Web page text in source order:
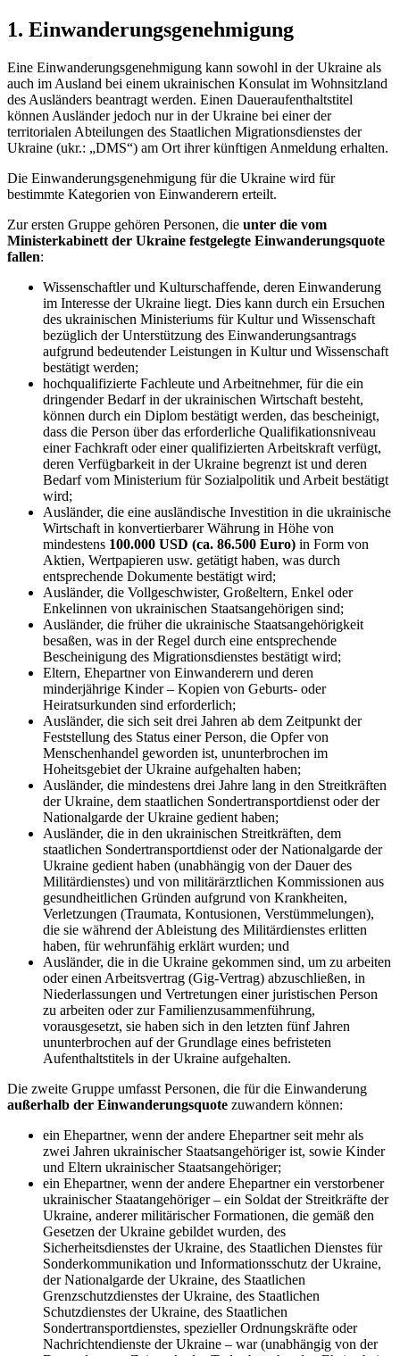
1. Einwanderungsgenehmigung
Eine Einwanderungsgenehmigung kann sowohl in der Ukraine als
auch im Ausland bei einem ukrainischen Konsulat im Wohnsitzland
des Ausländers beantragt werden. Einen Daueraufenthaltstitel
können Ausländer jedoch nur in der Ukraine bei einer der
territorialen Abteilungen des Staatlichen Migrationsdienstes der
Ukraine (ukr.: „DMS“) am Ort ihrer künftigen Anmeldung erhalten.
Die Einwanderungsgenehmigung für die Ukraine wird für
bestimmte Kategorien von Einwanderern erteilt.
Zur ersten Gruppe gehören Personen, die unter die vom
Ministerkabinett der Ukraine festgelegte Einwanderungsquote
fallen:
Wissenschaftler und Kulturschaffende, deren Einwanderung
im Interesse der Ukraine liegt. Dies kann durch ein Ersuchen
des ukrainischen Ministeriums für Kultur und Wissenschaft
bezüglich der Unterstützung des Einwanderungsantrags
aufgrund bedeutender Leistungen in Kultur und Wissenschaft
bestätigt werden;
hochqualifizierte Fachleute und Arbeitnehmer, für die ein
dringender Bedarf in der ukrainischen Wirtschaft besteht,
können durch ein Diplom bestätigt werden, das bescheinigt,
dass die Person über das erforderliche Qualifikationsniveau
einer Fachkraft oder einer qualifizierten Arbeitskraft verfügt,
deren Verfügbarkeit in der Ukraine begrenzt ist und deren
Bedarf vom Ministerium für Sozialpolitik und Arbeit bestätigt
wird;
Ausländer, die eine ausländische Investition in die ukrainische
Wirtschaft in konvertierbarer Währung in Höhe von
mindestens 100.000 USD (ca. 86.500 Euro) in Form von
Aktien, Wertpapieren usw. getätigt haben, was durch
entsprechende Dokumente bestätigt wird;
Ausländer, die Vollgeschwister, Großeltern, Enkel oder
Enkelinnen von ukrainischen Staatsangehörigen sind;
Ausländer, die früher die ukrainische Staatsangehörigkeit
besaßen, was in der Regel durch eine entsprechende
Bescheinigung des Migrationsdienstes bestätigt wird;
Eltern, Ehepartner von Einwanderern und deren
minderjährige Kinder – Kopien von Geburts- oder
Heiratsurkunden sind erforderlich;
Ausländer, die sich seit drei Jahren ab dem Zeitpunkt der
Feststellung des Status einer Person, die Opfer von
Menschenhandel geworden ist, ununterbrochen im
Hoheitsgebiet der Ukraine aufgehalten haben;
Ausländer, die mindestens drei Jahre lang in den Streitkräften
der Ukraine, dem staatlichen Sondertransportdienst oder der
Nationalgarde der Ukraine gedient haben;
Ausländer, die in den ukrainischen Streitkräften, dem
staatlichen Sondertransportdienst oder der Nationalgarde der
Ukraine gedient haben (unabhängig von der Dauer des
Militärdienstes) und von militärärztlichen Kommissionen aus
gesundheitlichen Gründen aufgrund von Krankheiten,
Verletzungen (Traumata, Kontusionen, Verstümmelungen),
die sie während der Ableistung des Militärdienstes erlitten
haben, für wehrunfähig erklärt wurden; und
Ausländer, die in die Ukraine gekommen sind, um zu arbeiten
oder einen Arbeitsvertrag (Gig-Vertrag) abzuschließen, in
Niederlassungen und Vertretungen einer juristischen Person
zu arbeiten oder zur Familienzusammenführung,
vorausgesetzt, sie haben sich in den letzten fünf Jahren
ununterbrochen auf der Grundlage eines befristeten
Aufenthaltstitels in der Ukraine aufgehalten.
Die zweite Gruppe umfasst Personen, die für die Einwanderung
außerhalb der Einwanderungsquote zuwandern können:
ein Ehepartner, wenn der andere Ehepartner seit mehr als
zwei Jahren ukrainischer Staatsangehöriger ist, sowie Kinder
und Eltern ukrainischer Staatsangehöriger;
ein Ehepartner, wenn der andere Ehepartner ein verstorbener
ukrainischer Staatangehöriger – ein Soldat der Streitkräfte der
Ukraine, anderer militärischer Formationen, die gemäß den
Gesetzen der Ukraine gebildet wurden, des
Sicherheitsdienstes der Ukraine, des Staatlichen Dienstes für
Sonderkommunikation und Informationsschutz der Ukraine,
der Nationalgarde der Ukraine, des Staatlichen
Grenzschutzdienstes der Ukraine, des Staatlichen
Schutzdienstes der Ukraine, des Staatlichen
Sondertransportdienstes, spezieller Ordnungskräfte oder
Nachrichtendienste der Ukraine – war (unabhängig von der